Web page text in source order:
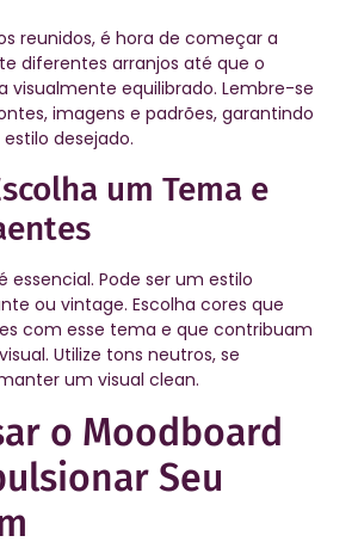
reunidos, é hora de começar a
diferentes arranjos até que o
visualmente equilibrado. Lembre-se
imagens e padrões, garantindo
desejado.
um Tema e
essencial. Pode ser um estilo
ou vintage. Escolha cores que
com esse tema e que contribuam
Utilize tons neutros, se
um visual clean.
o Moodboard
Seu